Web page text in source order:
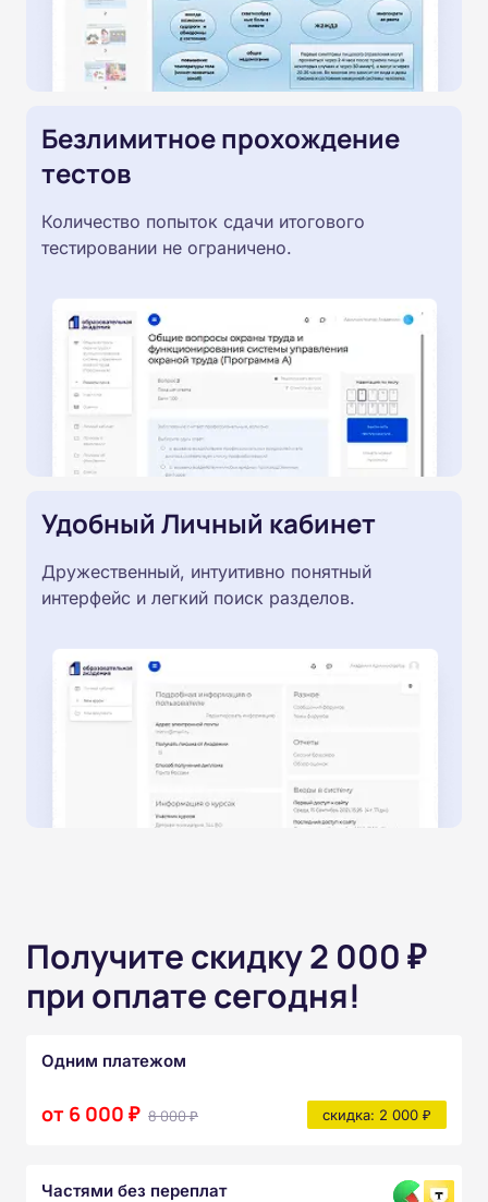
Безлимитное прохождение
тестов
Количество попыток сдачи итогового
тестировании не ограничено.
Удобный Личный кабинет
Дружественный, интуитивно понятный
интерфейс и легкий поиск разделов.
Получите скидку 2 000 ₽
при оплате сегодня!
Одним платежом
от 6 000 ₽ 8 000 ₽ скидка: 2 000 ₽
Частями без переплат